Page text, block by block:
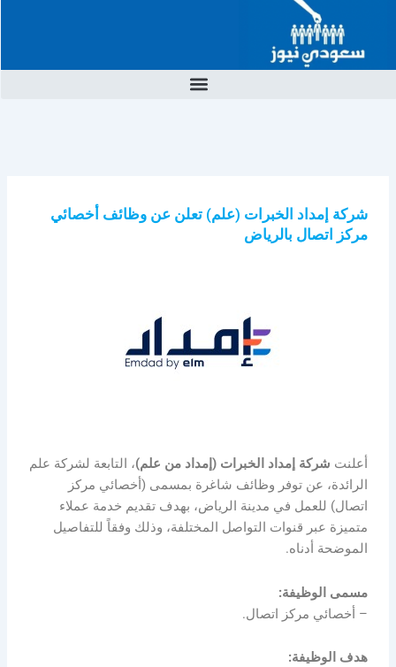
المحتوى
شركة إمداد الخبرات (علم) تعلن عن وظائف أخصائي
مركز اتصال بالرياض
أعلنت شركة إمداد الخبرات (إمداد من علم)، التابعة لشركة علم
الرائدة، عن توفر وظائف شاغرة بمسمى (أخصائي مركز
اتصال) للعمل في مدينة الرياض، بهدف تقديم خدمة عملاء
متميزة عبر قنوات التواصل المختلفة، وذلك وفقاً للتفاصيل
الموضحة أدناه.
مسمى الوظيفة:
– أخصائي مركز اتصال.
هدف الوظيفة: